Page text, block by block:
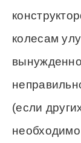
колесам
(если